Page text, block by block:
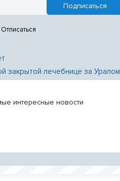
закрытой лечебнице за Уралом
интересные новости